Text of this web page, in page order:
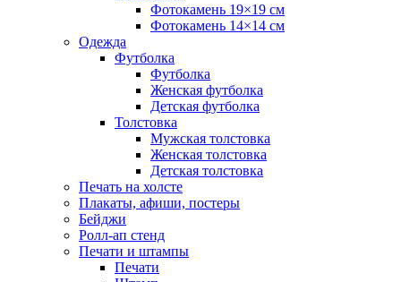
Фотокамень 19×19 см
Фотокамень 14×14 см
Одежда
Футболка
Футболка
Женская футболка
Детская футболка
Толстовка
Мужская толстовка
Женская толстовка
Детская толстовка
Печать на холсте
Плакаты, афиши, постеры
Бейджи
Ролл-ап стенд
Печати и штампы
Печати